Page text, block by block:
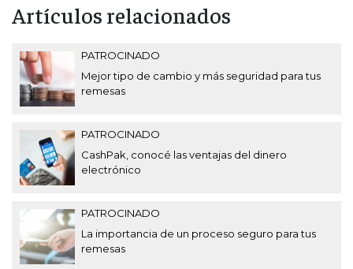
Artículos relacionados
PATROCINADO
Mejor tipo de cambio y más seguridad para tus
remesas
PATROCINADO
CashPak, conocé las ventajas del dinero
electrónico
PATROCINADO
La importancia de un proceso seguro para tus
remesas